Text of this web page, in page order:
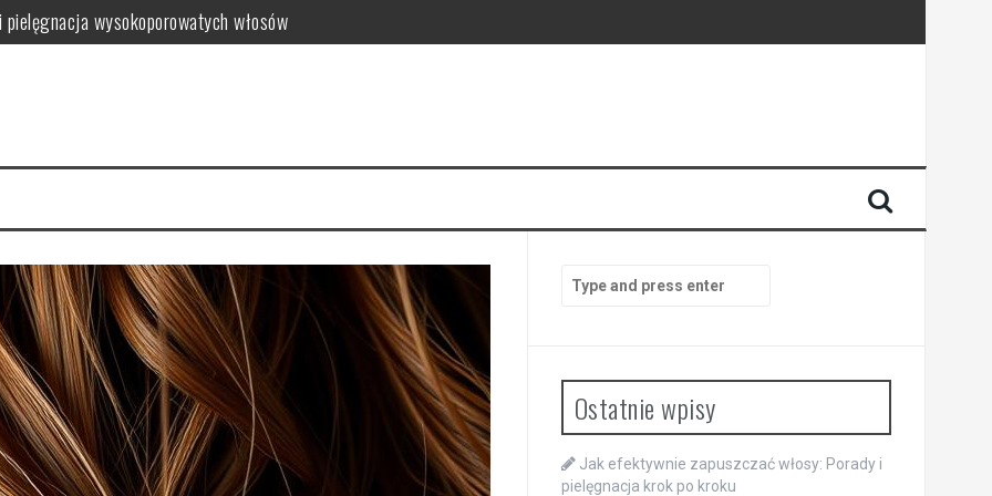
wysokoporowatych włosów
dla skóry
farbowaniu?
pielęgnacja krok po kroku
for:
Ostatnie wpisy
Jak efektywnie zapuszczać włosy: Porady i
pielęgnacja krok po kroku